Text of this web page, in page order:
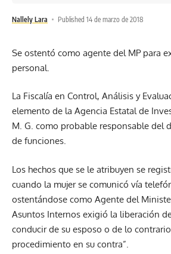
Nallely Lara Published 14 de marzo de 2018
Se ostentó como agente del MP para
personal.
La Fiscalía en Control, Análisis y
elemento de la Agencia Estatal de
M. G. como probable responsable del
de funciones.
Los hechos que se le atribuyen se
cuando la mujer se comunicó vía
ostentándose como Agente del
Asuntos Internos exigió la liberación
conducir de su esposo o de lo
procedimiento en su contra”.